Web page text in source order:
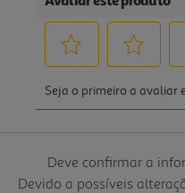
Deve confirmar a
Devido a possíveis